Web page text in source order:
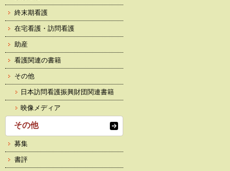
終末期看護
在宅看護・訪問看護
助産
看護関連の書籍
その他
日本訪問看護振興財団関連書籍
映像メディア
その他
募集
書評